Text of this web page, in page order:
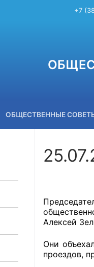
+7
ОБЩЕСТВЕННЫЕ
Главная
Алексей
Они
проездов,